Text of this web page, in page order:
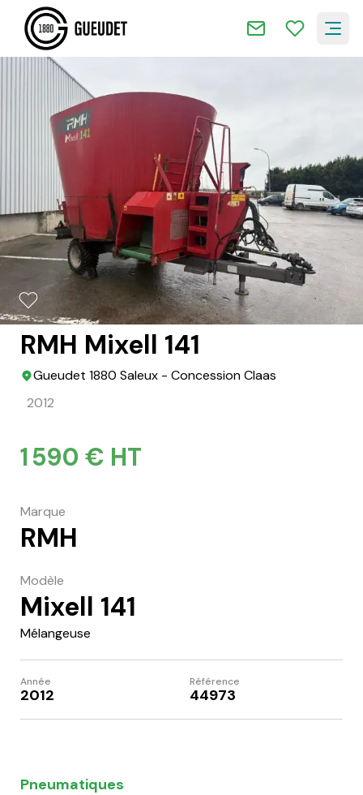
2/16
RMH Mixell 141
Gueudet 1880 Saleux - Concession Claas
2012
1 590 € HT
Marque
RMH
Modèle
Mixell 141
Mélangeuse
Année
2012
Référence
44973
Pneumatiques